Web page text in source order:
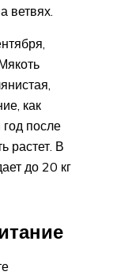
ветвях.
как
год после
растет. В
до 20 кг